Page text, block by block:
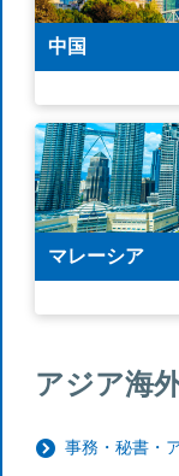
中国
マレーシア
アジア海
事務・秘書・